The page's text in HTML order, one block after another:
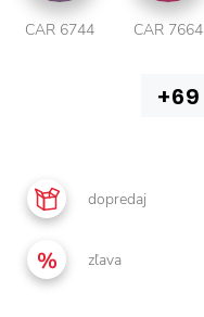
CAR 6744 CAR 7664
dopredaj
zľava